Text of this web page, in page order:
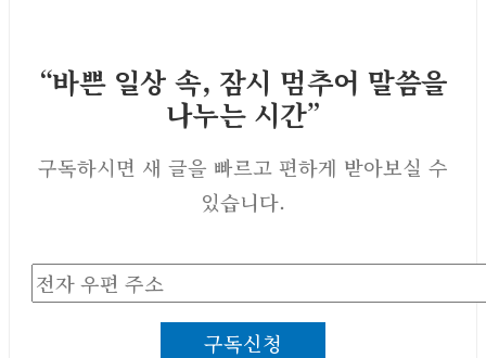
“바쁜 일상 속, 잠시 멈추어 말씀을
나누는 시간”
구독하시면 새 글을 빠르고 편하게 받아보실 수
있습니다.
전
구독신청